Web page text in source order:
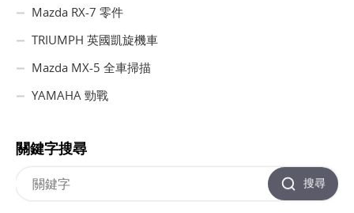
Mazda RX-7 零件
TRIUMPH 英國凱旋機車
Mazda MX-5 全車掃描
YAMAHA 勁戰
關鍵字搜尋
搜尋